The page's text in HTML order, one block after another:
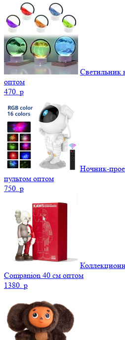
Светильник
оптом
470. p
Ночник-
пультом оптом
750. p
Companion 40 см оптом
1380. p